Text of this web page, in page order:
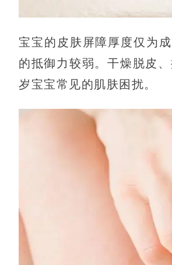
宝宝的皮肤屏障厚度仅为
的抵御力较弱。干燥脱皮
岁宝宝常见的肌肤困扰。